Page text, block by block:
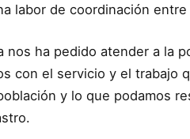
labor de coordinación
nos ha pedido atender a la
con el servicio y el trabajo
y lo que podamos